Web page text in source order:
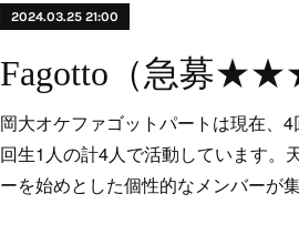
2024.03.25 21:00
Fagotto（急募
岡大オケファゴットパートは現在、
回生1人の計4人で活動しています。
ーを始めとした個性的なメンバーが